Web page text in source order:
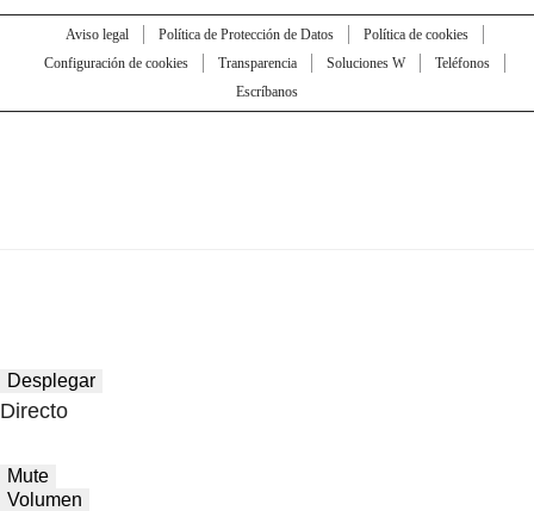
Aviso legal Política de Protección de Datos
Política de cookies
Configuración de cookies
Transparencia Soluciones W
Teléfonos
Escríbanos
Desplegar
Directo
Mute
Volumen